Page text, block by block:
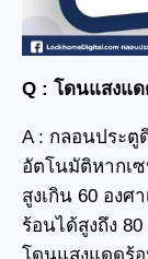
Q : โดนแสงแด
A : กลอนประตู
อัตโนมัติหากเ
สูงเกิน 60 องศ
ร้อนได้สูงถึง